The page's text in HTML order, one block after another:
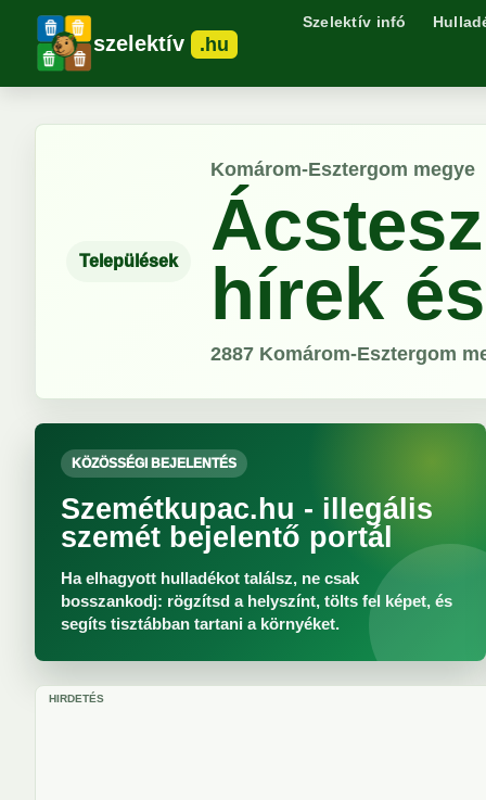
szelektív .hu
Szelektív infó
Települések
Komárom-Esztergom megye
hírek
2887 Komárom-Esztergom
KÖZÖSSÉGI BEJELENTÉS
Szemétkupac.hu - illegális
szemét bejelentő portál
Ha elhagyott hulladékot találsz, ne csak
bosszankodj: rögzítsd a helyszínt, tölts fel képet, és
segíts tisztábban tartani a környéket.
HIRDETÉS